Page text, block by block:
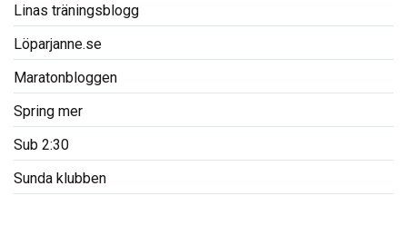
Linas träningsblogg
Löparjanne.se
Maratonbloggen
Spring mer
Sub 2:30
Sunda klubben